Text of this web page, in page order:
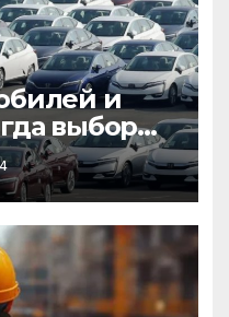
и
выбор